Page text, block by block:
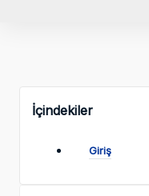
İçindekiler
Giriş